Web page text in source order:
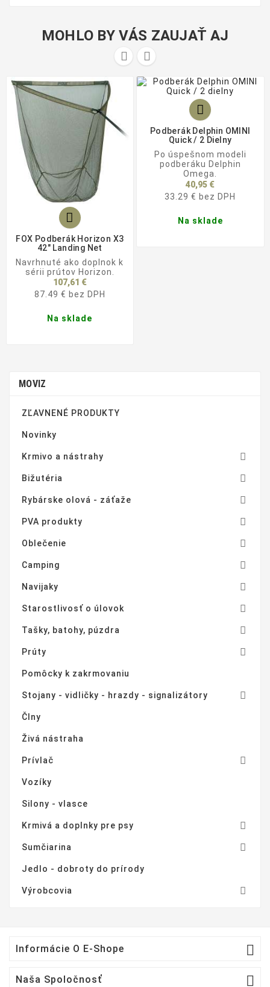
MOHLO BY VÁS ZAUJAŤ AJ
 

FOX Podberák Horizon X3
42" Landing Net
Navrhnuté ako doplnok k
sérii prútov Horizon.
107,61 €
87.49 € bez DPH
Na sklade

Podberák Delphin OMINI
Quick / 2 Dielny
Po úspešnom modeli
podberáku Delphin
Omega.
40,95 €
33.29 € bez DPH
Na sklade
MOVIZ
ZĽAVNENÉ PRODUKTY
Novinky
Krmivo a nástrahy 
Bižutéria 
Rybárske olová - záťaže 
PVA produkty 
Oblečenie 
Camping 
Navijaky 
Starostlivosť o úlovok 
Tašky, batohy, púzdra 
Prúty 
Pomôcky k zakrmovaniu
Stojany - vidličky - hrazdy - signalizátory 
Člny
Živá nástraha
Prívlač 
Vozíky
Silony - vlasce
Krmivá a doplnky pre psy 
Sumčiarina 
Jedlo - dobroty do prírody
Výrobcovia 
Informácie O E-Shope 
Naša Spoločnosť 